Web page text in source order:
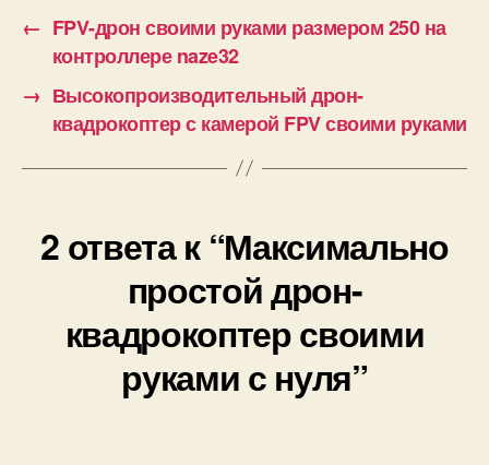
← FPV-дрон своими руками размером 250 на
контроллере naze32
→ Высокопроизводительный дрон-
квадрокоптер с камерой FPV своими руками
2 ответа к “Максимально
простой дрон-
квадрокоптер своими
руками с нуля”